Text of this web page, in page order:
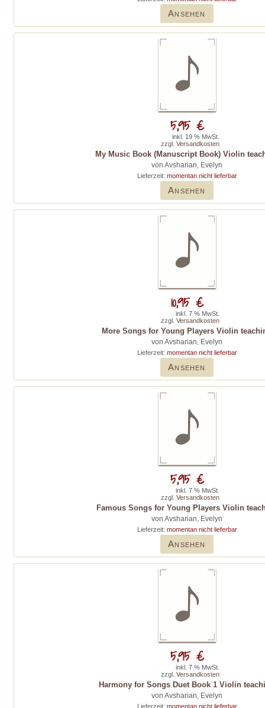
Ansehen
My Music Book (Manuscript Book) Violin
von Avsharian, Evelyn
Lieferzeit: momentan nicht lieferbar
Ansehen
5,95 €
inkl. 19 % MwSt.
zzgl. Versandkosten
More Songs for Young Players Violin
von Avsharian, Evelyn
Lieferzeit: momentan nicht lieferbar
Ansehen
10,95 €
inkl. 7 % MwSt.
zzgl. Versandkosten
Famous Songs for Young Players Violin
von Avsharian, Evelyn
Lieferzeit: momentan nicht lieferbar
Ansehen
5,95 €
inkl. 7 % MwSt.
zzgl. Versandkosten
Harmony for Songs Duet Book 1 Violin
von Avsharian, Evelyn
Lieferzeit: momentan nicht lieferbar
5,95 €
inkl. 7 % MwSt.
zzgl. Versandkosten